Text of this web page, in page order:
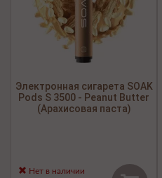
Электронная сигарета SOAK
Pods S 3500 - Peanut Butter
(Арахисовая паста)
Нет в наличии